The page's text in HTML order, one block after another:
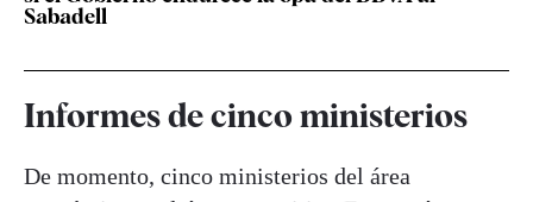
Sabadell
Informes de cinco ministerios
De momento, cinco ministerios del área